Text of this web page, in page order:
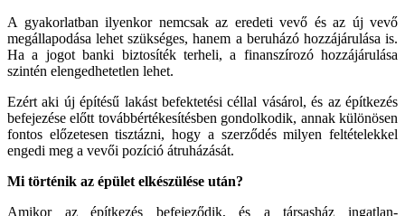
A gyakorlatban ilyenkor nemcsak az eredeti vevő és az új vevő
megállapodása lehet szükséges, hanem a beruházó hozzájárulása is.
Ha a jogot banki biztosíték terheli, a finanszírozó hozzájárulása
szintén elengedhetetlen lehet.
Ezért aki új építésű lakást befektetési céllal vásárol, és az építkezés
befejezése előtt továbbértékesítésben gondolkodik, annak különösen
fontos előzetesen tisztázni, hogy a szerződés milyen feltételekkel
engedi meg a vevői pozíció átruházását.
Mi történik az épület elkészülése után?
Amikor az építkezés befejeződik, és a társasház ingatlan-